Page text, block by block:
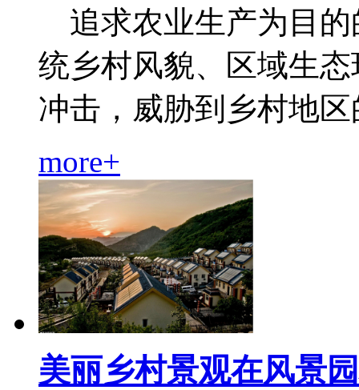
追求农业生产为目的
统乡村风貌、区域生
冲击，威胁到乡村地
more+
美丽乡村景观在风景